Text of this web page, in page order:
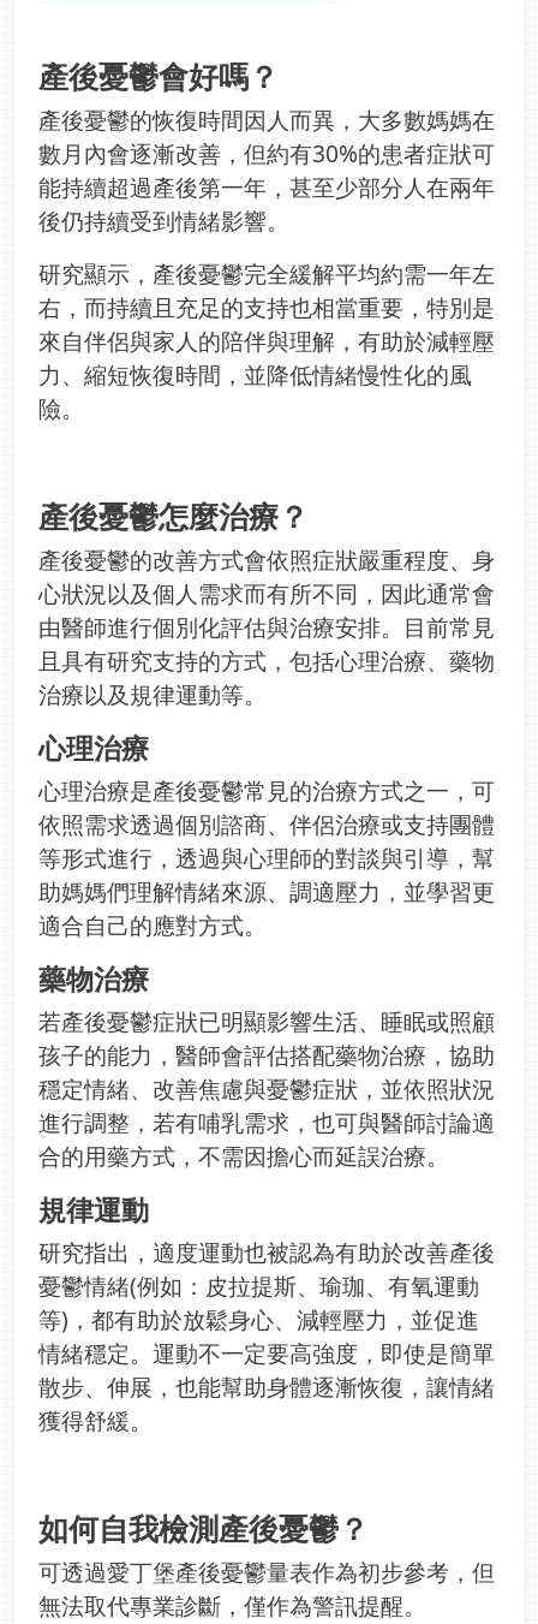
產後憂鬱會好嗎？
產後憂鬱的恢復時間因人而異，大多數媽媽在
數月內會逐漸改善，但約有30%的患者症狀可
能持續超過產後第一年，甚至少部分人在兩年
後仍持續受到情緒影響。
研究顯示，產後憂鬱完全緩解平均約需一年左
右，而持續且充足的支持也相當重要，特別是
來自伴侶與家人的陪伴與理解，有助於減輕壓
力、縮短恢復時間，並降低情緒慢性化的風
險。
產後憂鬱怎麼治療？
產後憂鬱的改善方式會依照症狀嚴重程度、身
心狀況以及個人需求而有所不同，因此通常會
由醫師進行個別化評估與治療安排。目前常見
且具有研究支持的方式，包括心理治療、藥物
治療以及規律運動等。
心理治療
心理治療是產後憂鬱常見的治療方式之一，可
依照需求透過個別諮商、伴侶治療或支持團體
等形式進行，透過與心理師的對談與引導，幫
助媽媽們理解情緒來源、調適壓力，並學習更
適合自己的應對方式。
藥物治療
若產後憂鬱症狀已明顯影響生活、睡眠或照顧
孩子的能力，醫師會評估搭配藥物治療，協助
穩定情緒、改善焦慮與憂鬱症狀，並依照狀況
進行調整，若有哺乳需求，也可與醫師討論適
合的用藥方式，不需因擔心而延誤治療。
規律運動
研究指出，適度運動也被認為有助於改善產後
憂鬱情緒(例如：皮拉提斯、瑜珈、有氧運動
等)，都有助於放鬆身心、減輕壓力，並促進
情緒穩定。運動不一定要高強度，即使是簡單
散步、伸展，也能幫助身體逐漸恢復，讓情緒
獲得舒緩。
如何自我檢測產後憂鬱？
可透過愛丁堡產後憂鬱量表作為初步參考，但
無法取代專業診斷，僅作為警訊提醒。